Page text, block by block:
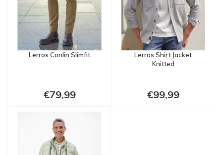
Lerros Conlin Slimfit
€79,99
Lerros Shirt Jacket
Knitted
€99,99